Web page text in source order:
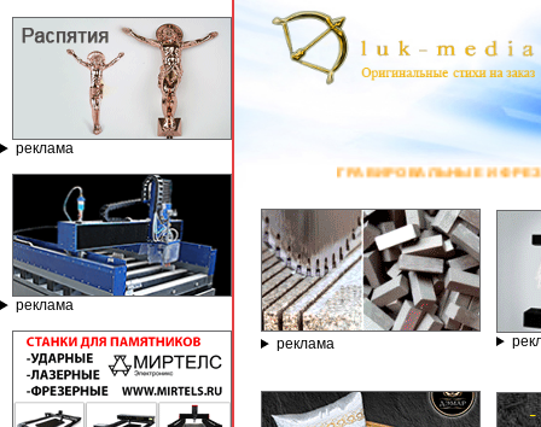
реклама
реклама
ГРАВИРОВАЛЬНЫЕ И ФРЕЗЕРНЫЕ СТАНКИ ПО КАМНЮ
реклама